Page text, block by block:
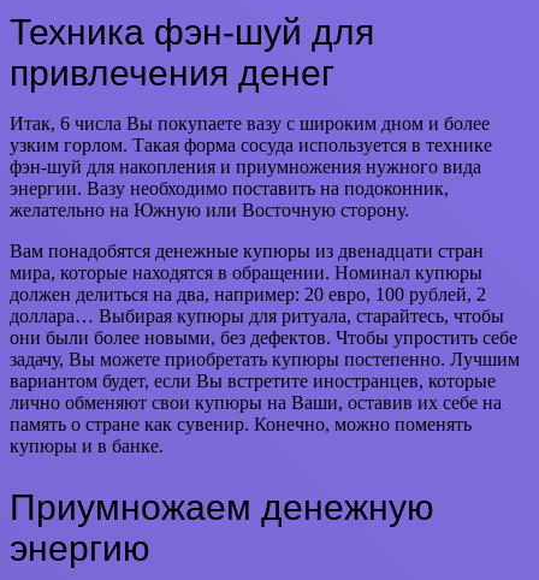
Техника фэн-шуй для
привлечения денег
Итак, 6 числа Вы покупаете вазу с широким дном и более
узким горлом. Такая форма сосуда используется в технике
фэн-шуй для накопления и приумножения нужного вида
энергии. Вазу необходимо поставить на подоконник,
желательно на Южную или Восточную сторону.
Вам понадобятся денежные купюры из двенадцати стран
мира, которые находятся в обращении. Номинал купюры
должен делиться на два, например: 20 евро, 100 рублей, 2
доллара… Выбирая купюры для ритуала, старайтесь, чтобы
они были более новыми, без дефектов. Чтобы упростить себе
задачу, Вы можете приобретать купюры постепенно. Лучшим
вариантом будет, если Вы встретите иностранцев, которые
лично обменяют свои купюры на Ваши, оставив их себе на
память о стране как сувенир. Конечно, можно поменять
купюры и в банке.
Приумножаем денежную
энергию